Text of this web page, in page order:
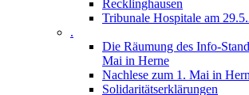
Recklinghausen
Tribunale Hospitale am
.
Die Räumung des Info-
Mai in Herne
Nachlese zum 1. Mai in
Solidaritätserklärungen